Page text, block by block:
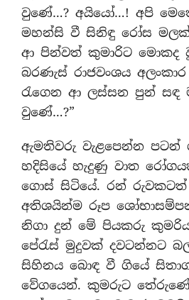
වුණේ…? අයියෝ…! අපි
මහන්සි වී සිනිඳු රෝස මලක්
ආ පින්වත් කුමාරිට මොකද
බරණැස් රාජවංශය
රැගෙන ආ ලස්සන පුන් සඳ
වුණේ…?”
ඇමතිවරු වැළපෙන්න පටන්
හදිසියේ හැදුණු වාත
ගොස් සිටියේ. රන් රුවකටත්
අතිශයින්ම රූප
නිගා දුන් මේ පියකරු
පේරැස් මුදුවක් දවටන්නට
සිහිනය බොඳ වී ගියේ
වේගයෙන්. කුමරුට